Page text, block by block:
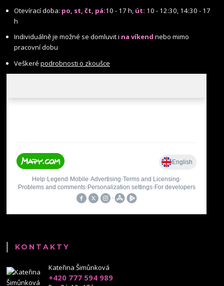
Otevírací doba: po, st, čt, pá:10 - 17 h, út: 10 - 12:30, 14:30 - 17
h
Individuálně je možné se domluvit i na víkend nebo mimo
pracovní dobu
Veškerépodrobnosti o zkoušce
KONTAKTY
Kateřina Šimůnková
+420 777 594 989